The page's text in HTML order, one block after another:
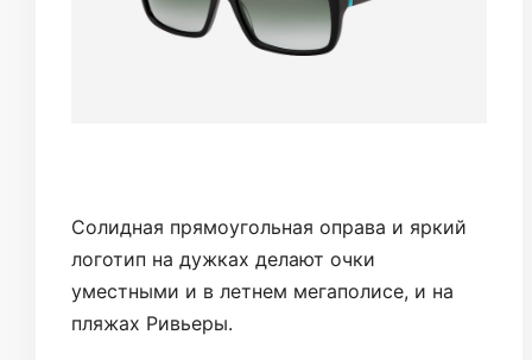
Солидная прямоугольная оправа и яркий
логотип на дужках делают очки
уместными и в летнем мегаполисе, и на
пляжах Ривьеры.